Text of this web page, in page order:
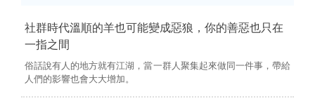
社群時代溫順的羊也可能變成惡狼，你的善惡也只在
一指之間
俗話說有人的地方就有江湖，當一群人聚集起來做同一件事，帶給
人們的影響也會大大增加。